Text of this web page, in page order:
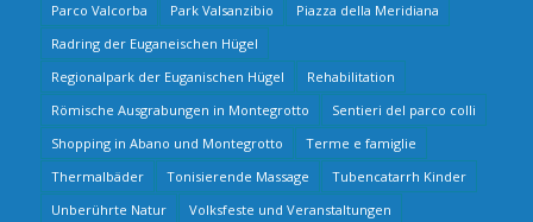
Parco Valcorba
Park Valsanzibio
Piazza della Meridiana
Radring der Euganeischen Hügel
Regionalpark der Euganischen Hügel
Rehabilitation
Römische Ausgrabungen in Montegrotto
Sentieri del parco colli
Shopping in Abano und Montegrotto
Terme e famiglie
Thermalbäder
Tonisierende Massage
Tubencatarrh Kinder
Unberührte Natur
Volksfeste und Veranstaltungen